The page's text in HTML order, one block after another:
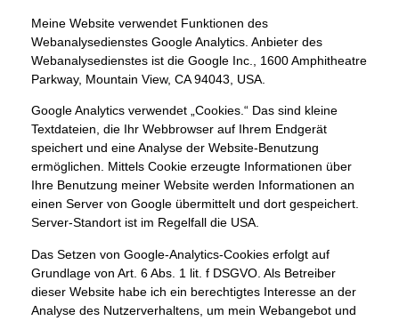
Meine Website verwendet Funktionen des
Webanalysedienstes Google Analytics. Anbieter des
Webanalysedienstes ist die Google Inc., 1600 Amphitheatre
Parkway, Mountain View, CA 94043, USA.
Google Analytics verwendet „Cookies.“ Das sind kleine
Textdateien, die Ihr Webbrowser auf Ihrem Endgerät
speichert und eine Analyse der Website-Benutzung
ermöglichen. Mittels Cookie erzeugte Informationen über
Ihre Benutzung meiner Website werden Informationen an
einen Server von Google übermittelt und dort gespeichert.
Server-Standort ist im Regelfall die USA.
Das Setzen von Google-Analytics-Cookies erfolgt auf
Grundlage von Art. 6 Abs. 1 lit. f DSGVO. Als Betreiber
dieser Website habe ich ein berechtigtes Interesse an der
Analyse des Nutzerverhaltens, um mein Webangebot und